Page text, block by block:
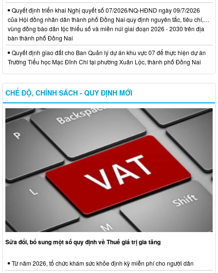
Quyết định triển khai Nghị quyết số 07/2026/NQ-HĐND ngày 09/7/2026
của Hội đồng nhân dân thành phố Đồng Nai quy định nguyên tắc, tiêu chí,…
vùng đồng bào dân tộc thiểu số và miền núi giai đoạn 2026 - 2030 trên địa
bàn thành phố Đồng Nai
Quyết định giao đất cho Ban Quản lý dự án khu vực 07 để thực hiện dự án
Trường Tiểu học Mạc Đĩnh Chi tại phường Xuân Lộc, thành phố Đồng Nai
CHẾ ĐỘ, CHÍNH SÁCH - QUY ĐỊNH MỚI
Sửa đổi, bổ sung một số quy định về Thuế giá trị gia tăng
Từ năm 2026, tổ chức khám sức khỏe định kỳ miễn phí cho người dân